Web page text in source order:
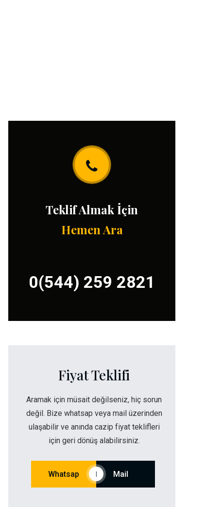
Teklif Almak İçin
Hemen Ara
0(544) 259 2821
Fiyat Teklifi
Aramak için müsait değilseniz, hiç sorun
değil. Bize whatsap veya mail üzerinden
ulaşabilir ve anında cazip fiyat teklifleri
için geri dönüş alabilirsiniz.
Whatsap Mail